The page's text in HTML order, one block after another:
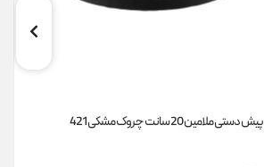
پیش دستی ملامین 20 سانت چروک مشکی 421